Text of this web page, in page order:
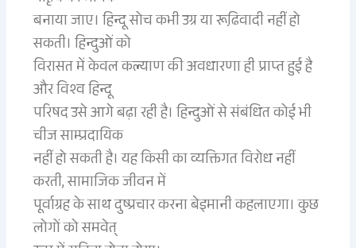
बनाया जाए। हिन्दू सोच कभी उग्र या रूढि़वादी नहीं हो
सकती। हिन्दुओं को
विरासत में केवल कल्याण की अवधारणा ही प्राप्त हुई है
और विश्व हिन्दू
परिषद उसे आगे बढ़ा रही है। हिन्दुओं से संबंधित कोई भी
चीज साम्प्रदायिक
नहीं हो सकती है। यह किसी का व्यक्तिगत विरोध नहीं
करती, सामाजिक जीवन में
पूर्वाग्रह के साथ दुष्प्रचार करना बेइमानी कहलाएगा। कुछ
लोगों को समवेत्